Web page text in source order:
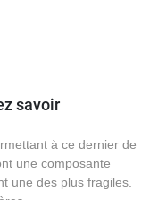
savoir
à ce dernier de
une composante
une des plus fragiles.